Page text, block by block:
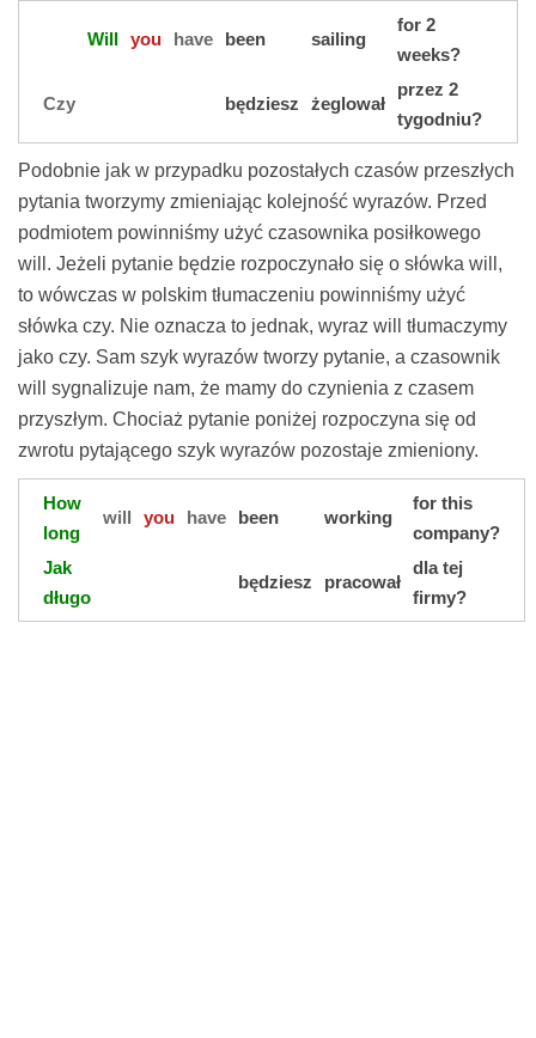
Will you have been sailing
for 2
weeks?
Czy będziesz żeglował
przez 2
tygodniu?
Podobnie jak w przypadku pozostałych czasów przeszłych
pytania tworzymy zmieniając kolejność wyrazów. Przed
podmiotem powinniśmy użyć czasownika posiłkowego
will. Jeżeli pytanie będzie rozpoczynało się o słówka will,
to wówczas w polskim tłumaczeniu powinniśmy użyć
słówka czy. Nie oznacza to jednak, wyraz will tłumaczymy
jako czy. Sam szyk wyrazów tworzy pytanie, a czasownik
will sygnalizuje nam, że mamy do czynienia z czasem
przyszłym. Chociaż pytanie poniżej rozpoczyna się od
zwrotu pytającego szyk wyrazów pozostaje zmieniony.
How
long
will you have been working
for this
company?
Jak
długo
będziesz pracował
dla tej
firmy?